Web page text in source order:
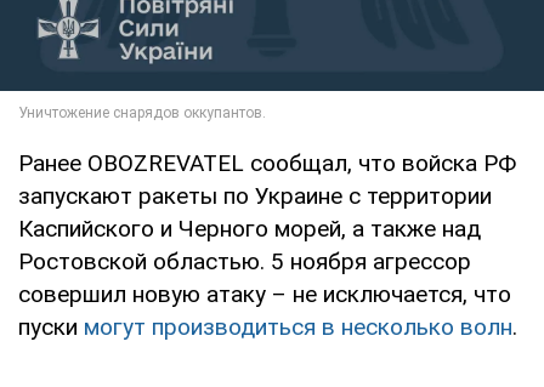
Ранее OBOZREVATEL сообщал, что войска РФ
запускают ракеты по Украине с территории
Каспийского и Черного морей, а также над
Ростовской областью. 5 ноября агрессор
совершил новую атаку – не исключается, что
пуски могут производиться в несколько волн.